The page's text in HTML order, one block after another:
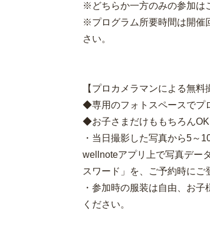
※どちらか一方のみの参加は
※プログラム所要時間は開催
さい。
【プロカメラマンによる無料
◆専用のフォトスペースでプ
◆お子さまだけももちろん
・当日撮影した写真から5～
wellnoteアプリ上で写真デー
スワード」を、ご予約時にご
・参加時の服装は自由、お
ください。